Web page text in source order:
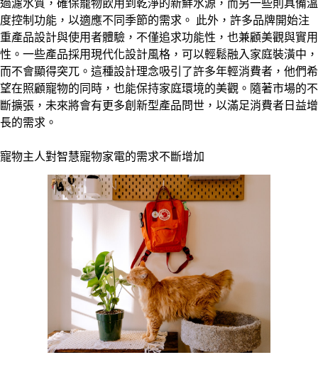
過濾水質，確保寵物飲用到乾淨的新鮮水源，而另一些則具備溫
度控制功能，以適應不同季節的需求。 此外，許多品牌開始注
重產品設計與使用者體驗，不僅追求功能性，也兼顧美觀與實用
性。一些產品採用現代化設計風格，可以輕鬆融入家庭裝潢中，
而不會顯得突兀。這種設計理念吸引了許多年輕消費者，他們希
望在照顧寵物的同時，也能保持家庭環境的美觀。隨著市場的不
斷擴張，未來將會有更多創新型產品問世，以滿足消費者日益增
長的需求。
寵物主人對智慧寵物家電的需求不斷增加